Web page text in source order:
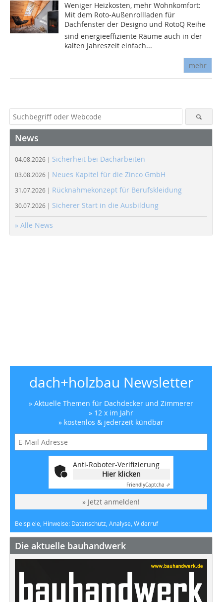
Weniger Heizkosten, mehr Wohnkomfort:
Mit dem Roto-Außenrollladen für
Dachfenster der Designo und RotoQ Reihe
sind energieeffiziente Räume auch in der
kalten Jahreszeit einfach...
mehr
News
04.08.2026 | Sicherheit bei Dacharbeiten
03.08.2026 | Neues Kapitel für die Zinco GmbH
31.07.2026 | Rücknahmekonzept für Berufskleidung
30.07.2026 | Sicherer Start in die Ausbildung
» Alle News
dach+holzbau Newsletter
» Aktuelle Themen für Dachdecker und Zimmerer
» 12 x im Jahr
» kostenlos & jederzeit kündbar
Anti-Roboter-Verifizierung
Hier klicken
FriendlyCaptcha ⇗
» Jetzt anmelden!
Beispiele, Hinweise: Datenschutz, Analyse, Widerruf
Die aktuelle bauhandwerk